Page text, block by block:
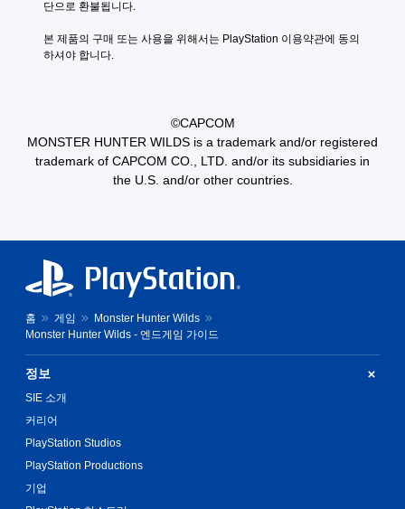
단으로 환불됩니다.
본 제품의 구매 또는 사용을 위해서는 PlayStation 이용약관에 동의
하셔야 합니다.
©CAPCOM
MONSTER HUNTER WILDS is a trademark and/or registered
trademark of CAPCOM CO., LTD. and/or its subsidiaries in
the U.S. and/or other countries.
홈 게임
Monster Hunter Wilds
Monster Hunter Wilds - 엔드게임 가이드
정보
SIE 소개
커리어
PlayStation Studios
PlayStation Productions
기업